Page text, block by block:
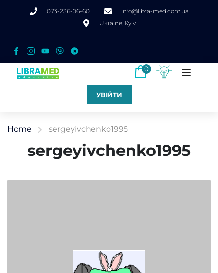
073-236-06-60
info@libra-med.com.ua
Ukraine, Kyiv
0
УВІЙТИ
Home sergeyivchenko1995
sergeyivchenko1995